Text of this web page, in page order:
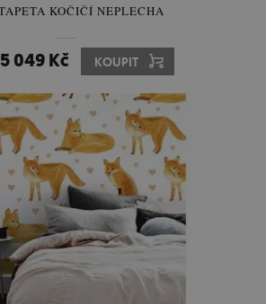
KOČIČÍ NEPLECHA
5 049 Kč KOUPIT